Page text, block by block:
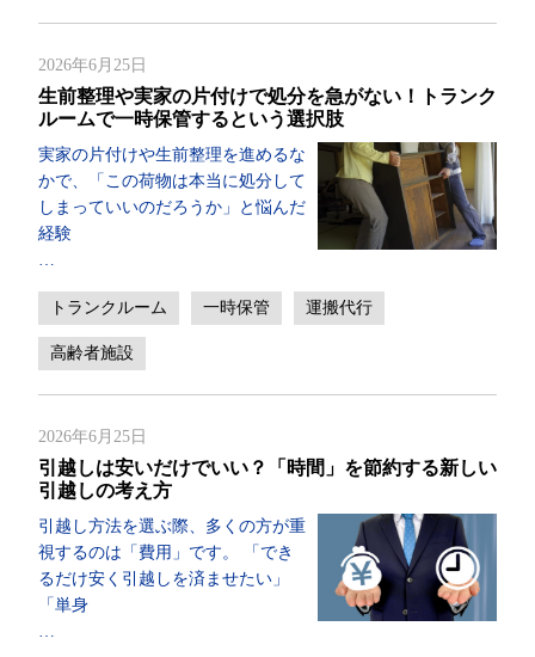
2026年6月25日
生前整理や実家の片付けで処分を急がない！トランク
ルームで一時保管するという選択肢
実家の片付けや生前整理を進めるな
かで、「この荷物は本当に処分して
しまっていいのだろうか」と悩んだ
経験
トランクルーム 一時保管 運搬代行
高齢者施設
2026年6月25日
引越しは安いだけでいい？「時間」を節約する新しい
引越しの考え方
引越し方法を選ぶ際、多くの方が重
視するのは「費用」です。 「でき
るだけ安く引越しを済ませたい」
「単身